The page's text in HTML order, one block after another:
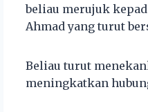
beliau merujuk
Ahmad yang turut
Beliau turut
meningkatkan